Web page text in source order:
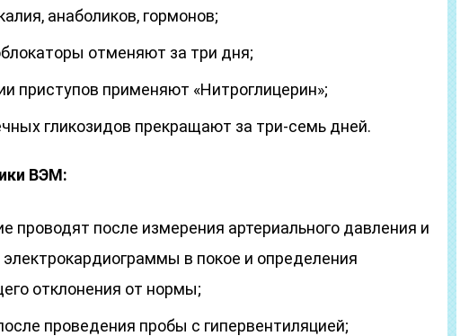
анаболиков, гормонов;
отменяют за три дня;
приступов применяют «Нитроглицерин»;
гликозидов прекращают за три-семь дней.
ВЭМ:
проводят после измерения артериального давления и
электрокардиограммы в покое и определения
отклонения от нормы;
проведения пробы с гипервентиляцией;